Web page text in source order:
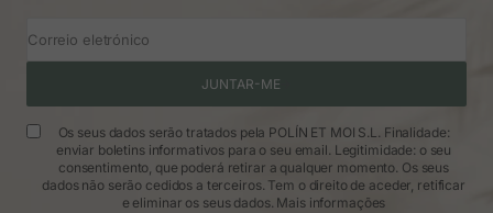
Correio eletrónico
JUNTAR-ME
Os seus dados serão tratados pela POLÍN ET MOI S.L. Finalidade:
enviar boletins informativos para o seu email. Legitimidade: o seu
consentimento, que poderá retirar a qualquer momento. Os seus
dados não serão cedidos a terceiros. Tem o direito de aceder, retificar
e eliminar os seus dados. Mais informações